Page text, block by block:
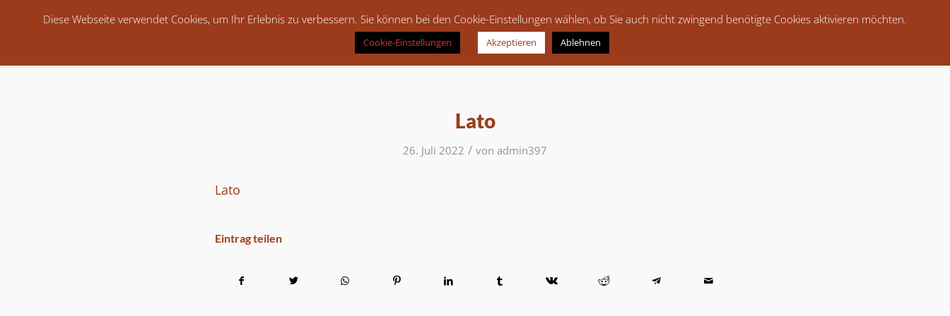
Lato
26. Juli 2022 / von admin397
Lato
Eintrag teilen
Diese Webseite verwendet Cookies, um Ihr Erlebnis zu verbessern. Sie können bei den Cookie-Einstellungen wählen, ob Sie auch nicht zwingend benötigte Cookies aktivieren möchten.
Cookie-Einstellungen Akzeptieren Ablehnen